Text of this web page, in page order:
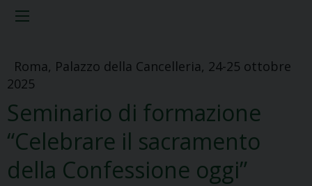
Roma, Palazzo della Cancelleria, 24-25 ottobre
2025
Seminario di formazione
“Celebrare il sacramento
della Confessione oggi”